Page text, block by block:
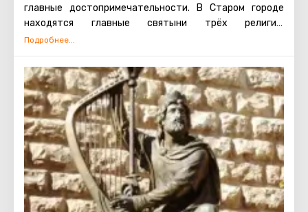
главные достопримечательности. В Старом городе
находятся главные святыни трёх религий:
мусульманской, иудейской и христианской. Также есть
арабы, христиане и армяне. Несмотря на то, что армяне
также исповедуют христианство, для них проводятся
отдельные службы в храмах, и живут они обособленно.
В армянском квартале практически не бывает
туристических экскурсий. Каждый может увидеть
потрясающие памятники старинной архитектуры,
просто прогулявшись по Старому городу. Башня
Давида, Храм Гроба Господня, сохранившаяся римская
торговая улица, Стена Плача и многие другие
достопримечательности Иерусалима открыты для